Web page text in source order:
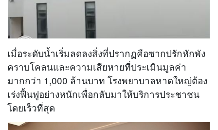
เมื่อระดับน้ำเริ่มลดลงสิ่งที่ปรากฏคือซากปรักหักพัง
คราบโคลนและความเสียหายที่ประเมินมูลค่า
มากกว่า 1,000 ล้านบาท โรงพยาบาลหาดใหญ่ต้อง
เร่งฟื้นฟูอย่างหนักเพื่อกลับมาให้บริการประชาชน
โดยเร็วที่สุด